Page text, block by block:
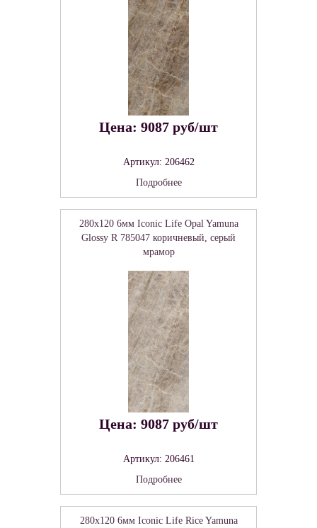
Цена: 9087 руб/шт
Артикул: 206462
Подробнее
280x120 6мм Iconic Life Opal Yamuna
Glossy R 785047 коричневый, серый
мрамор
Цена: 9087 руб/шт
Артикул: 206461
Подробнее
280x120 6мм Iconic Life Rice Yamuna